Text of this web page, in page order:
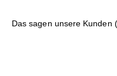
Das sagen unsere Kunden (